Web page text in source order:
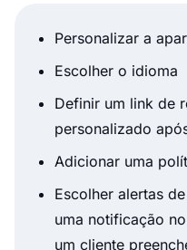
Personalizar a
Escolher o idioma
Definir um link de
personalizado
Adicionar uma
Escolher alertas
uma notificação
um cliente